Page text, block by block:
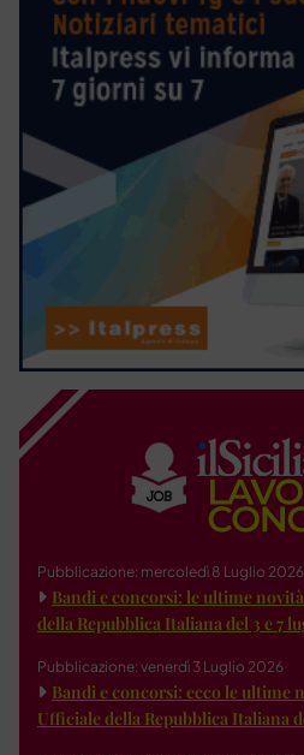
Pubblicazione: mercoledì 8 Luglio 2026
Bandi e concorsi: le ultime
della Repubblica Italiana del 3 e 7
Pubblicazione: venerdì 3 Luglio 2026
Bandi e concorsi: ecco le ultime
Ufficiale della Repubblica Italiana